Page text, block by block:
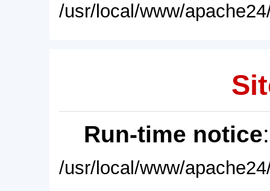
/usr/local/www/
Run-time notice
/usr/local/www/